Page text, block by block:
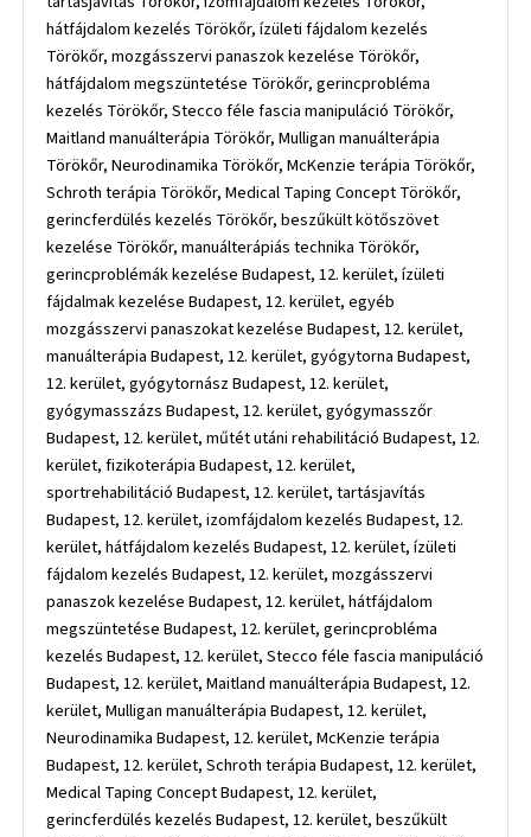
hátfájdalom kezelés Törökőr, ízületi fájdalom kezelés
Törökőr, mozgásszervi panaszok kezelése Törökőr,
hátfájdalom megszüntetése Törökőr, gerincprobléma
kezelés Törökőr, Stecco féle fascia manipuláció Törökőr,
Maitland manuálterápia Törökőr, Mulligan manuálterápia
Törökőr, Neurodinamika Törökőr, McKenzie terápia Törökőr,
Schroth terápia Törökőr, Medical Taping Concept Törökőr,
gerincferdülés kezelés Törökőr, beszűkült kötőszövet
kezelése Törökőr, manuálterápiás technika Törökőr,
gerincproblémák kezelése Budapest, 12. kerület, ízületi
fájdalmak kezelése Budapest, 12. kerület, egyéb
mozgásszervi panaszokat kezelése Budapest, 12. kerület,
manuálterápia Budapest, 12. kerület, gyógytorna Budapest,
12. kerület, gyógytornász Budapest, 12. kerület,
gyógymasszázs Budapest, 12. kerület, gyógymasszőr
Budapest, 12. kerület, műtét utáni rehabilitáció Budapest, 12.
kerület, fizikoterápia Budapest, 12. kerület,
sportrehabilitáció Budapest, 12. kerület, tartásjavítás
Budapest, 12. kerület, izomfájdalom kezelés Budapest, 12.
kerület, hátfájdalom kezelés Budapest, 12. kerület, ízületi
fájdalom kezelés Budapest, 12. kerület, mozgásszervi
panaszok kezelése Budapest, 12. kerület, hátfájdalom
megszüntetése Budapest, 12. kerület, gerincprobléma
kezelés Budapest, 12. kerület, Stecco féle fascia manipuláció
Budapest, 12. kerület, Maitland manuálterápia Budapest, 12.
kerület, Mulligan manuálterápia Budapest, 12. kerület,
Neurodinamika Budapest, 12. kerület, McKenzie terápia
Budapest, 12. kerület, Schroth terápia Budapest, 12. kerület,
Medical Taping Concept Budapest, 12. kerület,
gerincferdülés kezelés Budapest, 12. kerület, beszűkült